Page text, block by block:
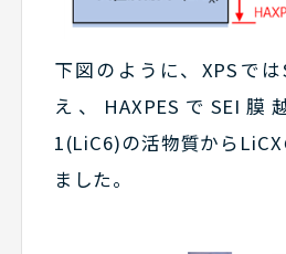
下図のように、XPSで
え、HAXPESでSEI
1(LiC6)の活物質から
ました。